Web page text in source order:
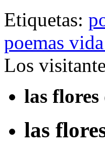
Etiquetas:
poemas
Los
las
las